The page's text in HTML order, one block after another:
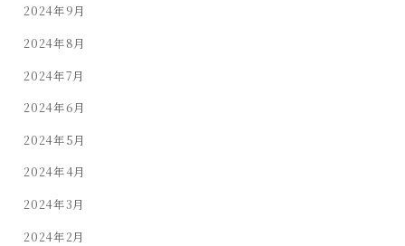
2024年9月
2024年8月
2024年7月
2024年6月
2024年5月
2024年4月
2024年3月
2024年2月